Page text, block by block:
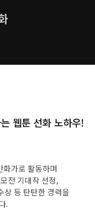
웹툰 선화 노하우!
가로 활동하며
전 기대작 선정,
상 등 탄탄한 경력을
.